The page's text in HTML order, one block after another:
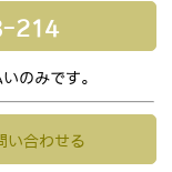
214
のみです。
い合わせる